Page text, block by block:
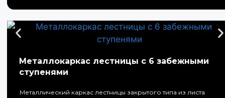
Металлокаркас лестницы с 6 забежными
ступенями
Металлический каркас лестницы закрытого типа из листа